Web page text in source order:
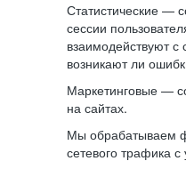
Статистические —
сессии
взаимодействуют
возникают ли
Маркетинговые —
на сайтах.
Мы обрабатываем
сетевого трафика